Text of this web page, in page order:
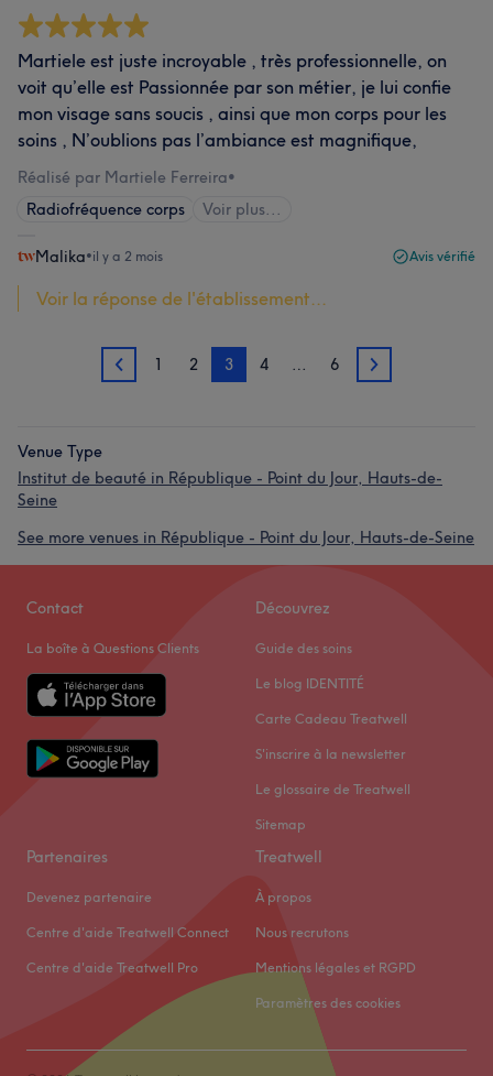
Martiele est juste incroyable , très professionnelle, on
voit qu’elle est Passionnée par son métier, je lui confie
mon visage sans soucis , ainsi que mon corps pour les
soins , N’oublions pas l’ambiance est magnifique,
Réalisé par Martiele Ferreira•
Radiofréquence corps
Voir plus...
Malika•il y a 2 mois Avis vérifié
Voir la réponse de l'établissement...
2 1 2 3 4 … 6 4
Venue Type
Institut de beauté in République - Point du Jour, Hauts-de-
Seine
See more venues in République - Point du Jour, Hauts-de-Seine
Contact
La boîte à Questions Clients
Découvrez
Guide des soins
Le blog IDENTITÉ
Carte Cadeau Treatwell
S'inscrire à la newsletter
Le glossaire de Treatwell
Sitemap
Partenaires
Devenez partenaire
Centre d'aide Treatwell Connect
Centre d'aide Treatwell Pro
Treatwell
À propos
Nous recrutons
Mentions légales et RGPD
Paramètres des cookies